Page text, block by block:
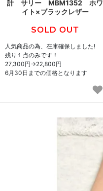
計 サリー MBM1352 ホワ
イト×ブラックレザー
SOLD OUT
人気商品の為、在庫確保しました!
残り１点のみです！
27,300円→22,800円
6月30日までの価格となります